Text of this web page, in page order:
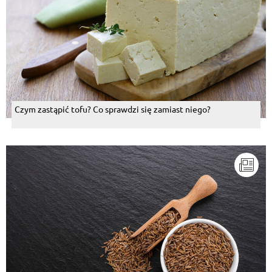
Czym zastąpić tofu? Co sprawdzi się zamiast niego?